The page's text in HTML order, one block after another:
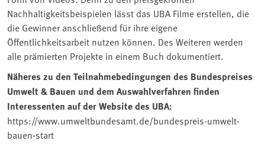
Nachhaltigkeitsbeispielen lässt das UBA Filme erstellen, die
die Gewinner anschließend für ihre eigene
Öffentlichkeitsarbeit nutzen können. Des Weiteren werden
alle prämierten Projekte in einem Buch dokumentiert.
Näheres zu den Teilnahmebedingungen des Bundespreises
Umwelt & Bauen und dem Auswahlverfahren finden
Interessenten auf der Website des UBA:
https://www.umweltbundesamt.de/bundespreis-umwelt-
bauen-start